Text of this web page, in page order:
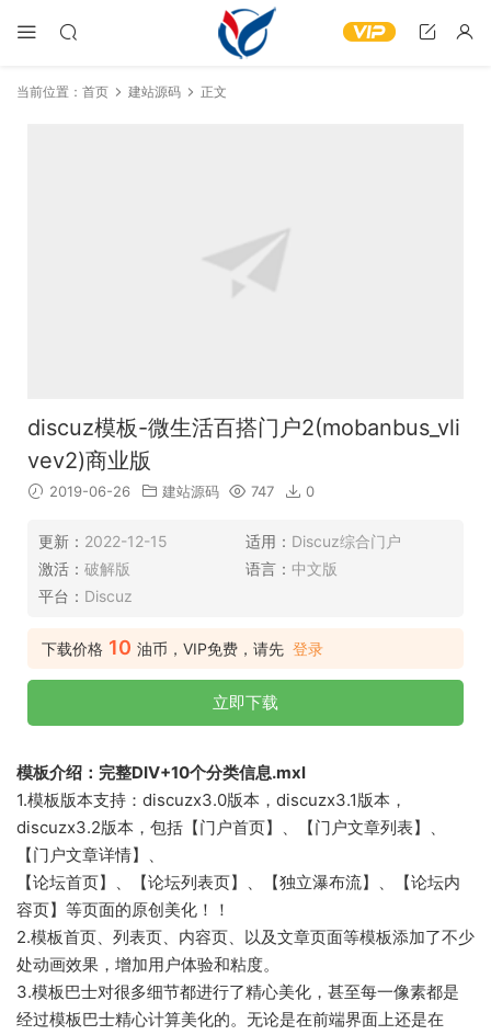
当前位置： 首页 建站源码 正文
discuz模板-微生活百搭门户2(mobanbus_vli
vev2)商业版
2019-06-26 建站源码 747 0
更新： 2022-12-15 适用： Discuz综合门户
激活： 破解版 语言： 中文版
平台： Discuz
下载价格 10 油币，VIP免费，请先 登录
立即下载
模板介绍：完整DIV+10个分类信息.mxl
1.模板版本支持：discuzx3.0版本，discuzx3.1版本，
discuzx3.2版本，包括【门户首页】、【门户文章列表】、
【门户文章详情】、
【论坛首页】、【论坛列表页】、【独立瀑布流】、【论坛内
容页】等页面的原创美化！！
2.模板首页、列表页、内容页、以及文章页面等模板添加了不少
处动画效果，增加用户体验和粘度。
3.模板巴士对很多细节都进行了精心美化，甚至每一像素都是
经过模板巴士精心计算美化的。无论是在前端界面上还是在